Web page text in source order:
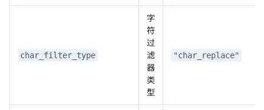
char_filter_type
字
符
过
滤
器
类
型
"char_replace"